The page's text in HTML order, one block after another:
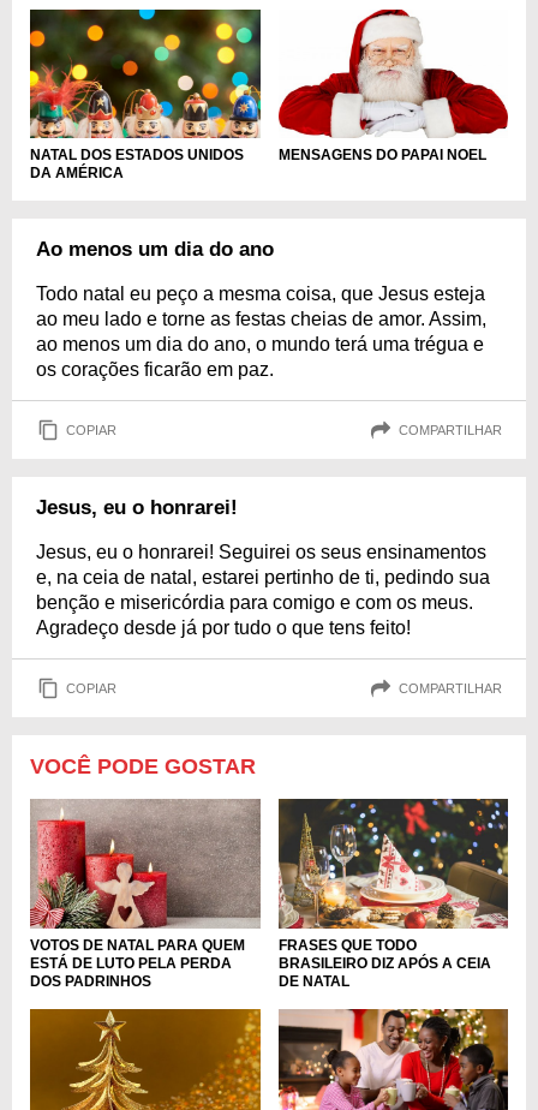
NATAL DOS ESTADOS UNIDOS
DA AMÉRICA
MENSAGENS DO PAPAI NOEL
Ao menos um dia do ano
Todo natal eu peço a mesma coisa, que Jesus esteja
ao meu lado e torne as festas cheias de amor. Assim,
ao menos um dia do ano, o mundo terá uma trégua e
os corações ficarão em paz.
COPIAR COMPARTILHAR
Jesus, eu o honrarei!
Jesus, eu o honrarei! Seguirei os seus ensinamentos
e, na ceia de natal, estarei pertinho de ti, pedindo sua
benção e misericórdia para comigo e com os meus.
Agradeço desde já por tudo o que tens feito!
COPIAR COMPARTILHAR
VOCÊ PODE GOSTAR
VOTOS DE NATAL PARA QUEM
ESTÁ DE LUTO PELA PERDA
DOS PADRINHOS
FRASES QUE TODO
BRASILEIRO DIZ APÓS A CEIA
DE NATAL